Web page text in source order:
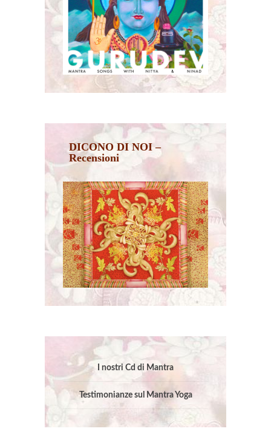
DICONO DI NOI –
Recensioni
I nostri Cd di Mantra
Testimonianze sul Mantra Yoga